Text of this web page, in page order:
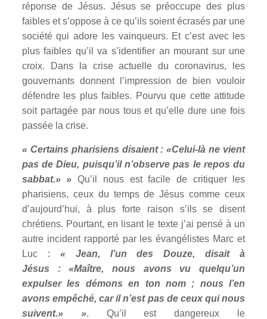
réponse de Jésus. Jésus se préoccupe des plus
faibles et s’oppose à ce qu’ils soient écrasés par une
société qui adore les vainqueurs. Et c’est avec les
plus faibles qu’il va s’identifier an mourant sur une
croix. Dans la crise actuelle du coronavirus, les
gouvernants donnent l’impression de bien vouloir
défendre les plus faibles. Pourvu que cette attitude
soit partagée par nous tous et qu’elle dure une fois
passée la crise.
« Certains pharisiens disaient : «Celui-là ne vient
pas de Dieu, puisqu’il n’observe pas le repos du
sabbat.» » Qu’il nous est facile de critiquer les
pharisiens, ceux du temps de Jésus comme ceux
d’aujourd’hui, à plus forte raison s’ils se disent
chrétiens. Pourtant, en lisant le texte j’ai pensé à un
autre incident rapporté par les évangélistes Marc et
Luc : « Jean, l’un des Douze, disait à
Jésus : «Maître, nous avons vu quelqu’un
expulser les démons en ton nom ; nous l’en
avons empêché, car il n’est pas de ceux qui nous
suivent.» ». Qu’il est dangereux le